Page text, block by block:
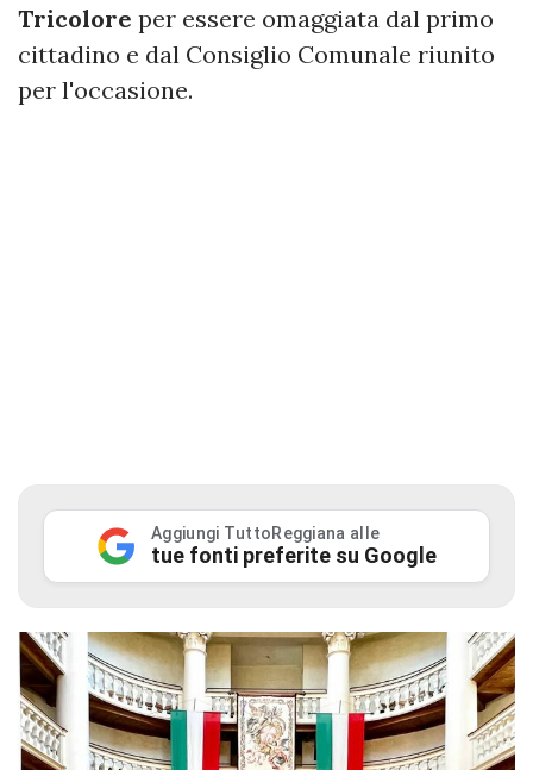
Tricolore per essere omaggiata dal primo
cittadino e dal Consiglio Comunale riunito
per l'occasione.
Aggiungi TuttoReggiana alle
tue fonti preferite su Google